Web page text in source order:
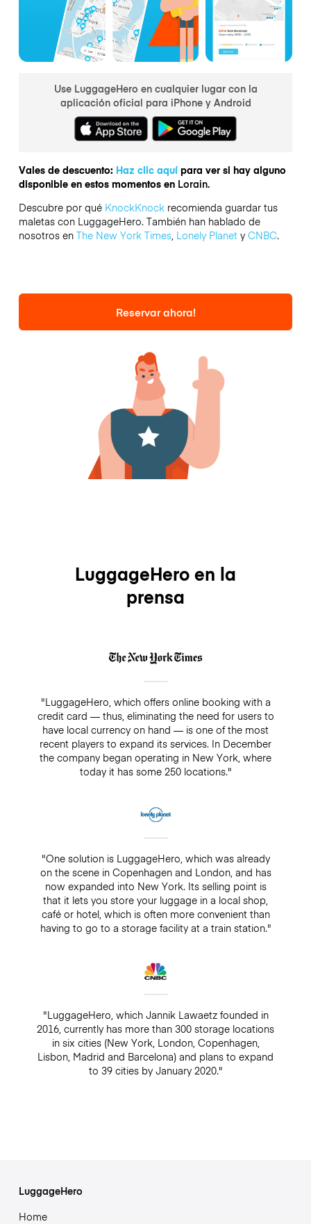
Use LuggageHero en cualquier lugar con la
aplicación oficial para iPhone y Android
Vales de descuento: Haz clic aquípara ver si hay alguno
disponible en estos momentos en Lorain.
Descubre por qué KnockKnockrecomienda guardar tus
maletas con LuggageHero. También han hablado de
nosotros en The New York Times, Lonely Planety CNBC.
Reservar ahora!
LuggageHero en la
prensa
"LuggageHero, which offers online booking with a
credit card — thus, eliminating the need for users to
have local currency on hand — is one of the most
recent players to expand its services. In December
the company began operating in New York, where
today it has some 250 locations."
"One solution is LuggageHero, which was already
on the scene in Copenhagen and London, and has
now expanded into New York. Its selling point is
that it lets you store your luggage in a local shop,
café or hotel, which is often more convenient than
having to go to a storage facility at a train station."
"LuggageHero, which Jannik Lawaetz founded in
2016, currently has more than 300 storage locations
in six cities (New York, London, Copenhagen,
Lisbon, Madrid and Barcelona) and plans to expand
to 39 cities by January 2020."
LuggageHero
Home